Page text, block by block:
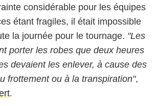
considérable pour les équipes
étant fragiles, il était impossible
la journée pour le tournage. "Les
porter les robes que deux heures
devaient les enlever, à cause des
frottement ou à la transpiration",
.